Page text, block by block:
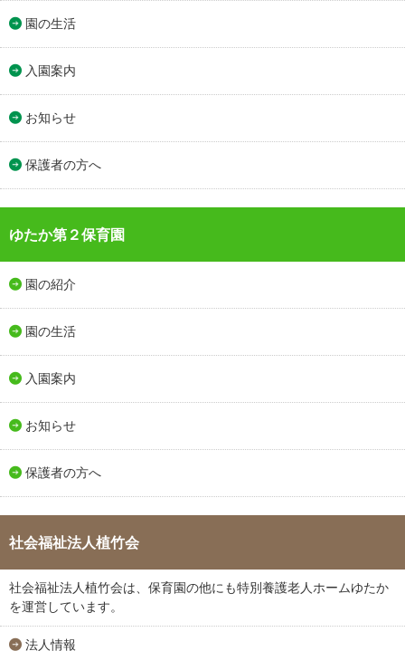
園の生活
入園案内
お知らせ
保護者の方へ
ゆたか第２保育園
園の紹介
園の生活
入園案内
お知らせ
保護者の方へ
社会福祉法人植竹会
社会福祉法人植竹会は、保育園の他にも特別養護老人ホームゆたか
を運営しています。
法人情報